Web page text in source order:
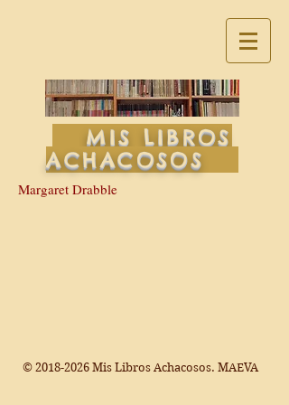
MIS LIBROS
ACHACOSOS
Margaret Drabble
© 2018-2026 Mis Libros Achacosos. MAEVA